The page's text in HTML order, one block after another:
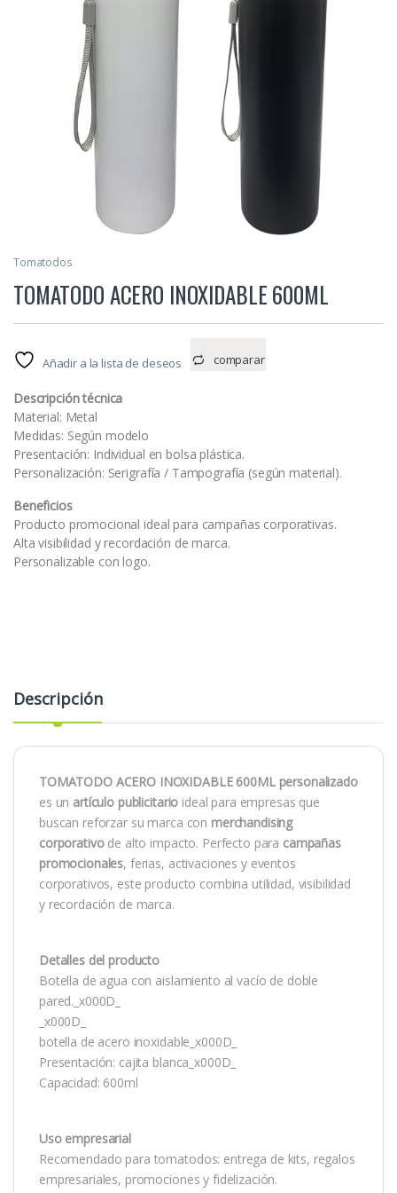
Tomatodos
TOMATODO ACERO INOXIDABLE 600ML
Añadir a la lista de deseos comparar
Descripción técnica
Material: Metal
Medidas: Según modelo
Presentación: Individual en bolsa plástica.
Personalización: Serigrafía / Tampografía (según material).
Beneficios
Producto promocional ideal para campañas corporativas.
Alta visibilidad y recordación de marca.
Personalizable con logo.
Descripción
TOMATODO ACERO INOXIDABLE 600ML personalizado
es un artículo publicitario ideal para empresas que
buscan reforzar su marca con merchandising
corporativode alto impacto. Perfecto para campañas
promocionales, ferias, activaciones y eventos
corporativos, este producto combina utilidad, visibilidad
y recordación de marca.
Detalles del producto
Botella de agua con aislamiento al vacío de doble
pared._x000D_
_x000D_
botella de acero inoxidable_x000D_
Presentación: cajita blanca_x000D_
Capacidad: 600ml
Uso empresarial
Recomendado para tomatodos: entrega de kits, regalos
empresariales, promociones y fidelización.